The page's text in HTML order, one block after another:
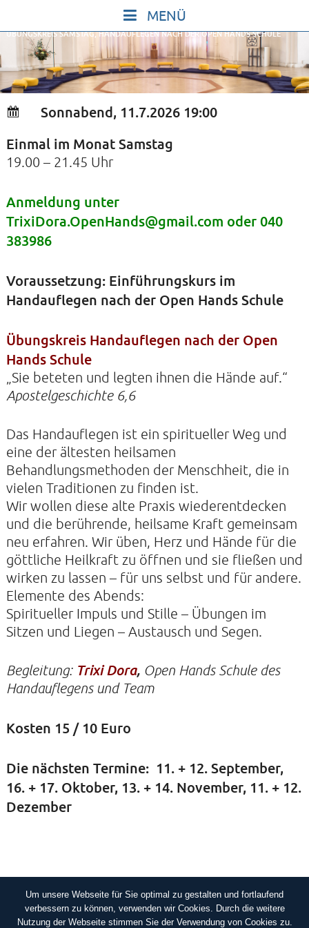
content
START
IN STILLE SEIN
SINGEN UND SCHWEIGEN
BEWEGEN UND TANZEN
GOTT UND DAS LEBEN FEIERN
HEILKRAFT DES KÖRPERS
STILLE UND SPIEL FÜR KINDER UND
JUGENDLICHE
VORTRÄGE
ALLE TERMINE
KONTAKTE
SO KOMMEN SIE ZU UNS
FILM ZUR KIRCHE DER STILLE
FÖRDERVEREIN
VERMIETUNG
NEWSLETTER
ARCHIV
IMPRESSUM
DATENSCHUTZERKLÄRUNG
KIRCHE DER STILLE
Helenenstraße 14A
22765 Hamburg
ÜBUNGSKREIS SAMSTAG, HANDAUFLEGEN NACH DER OPEN HANDS SCHULE
Sonnabend, 11.7.2026 19:00
Einmal im Monat Samstag
19.00 – 21.45 Uhr
Anmeldung unter
TrixiDora.OpenHands@gmail.com oder 040
383986
Voraussetzung: Einführungskurs im
Handauflegen nach der Open Hands Schule
Übungskreis Handauflegen nach der Open
Hands Schule
„Sie beteten und legten ihnen die Hände auf.“
Apostelgeschichte 6,6
Das Handauflegen ist ein spiritueller Weg und
eine der ältesten heilsamen
Behandlungsmethoden der Menschheit, die in
vielen Traditionen zu finden ist.
Wir wollen diese alte Praxis wiederentdecken
und die berührende, heilsame Kraft gemeinsam
neu erfahren. Wir üben, Herz und Hände für die
göttliche Heilkraft zu öffnen und sie fließen und
wirken zu lassen – für uns selbst und für andere.
Elemente des Abends:
Spiritueller Impuls und Stille – Übungen im
Sitzen und Liegen – Austausch und Segen.
Begleitung:Trixi Dora,Open Hands Schule des
Handauflegens und Team
Kosten 15 / 10 Euro
Die nächsten Termine: 11. + 12. September,
16. + 17. Oktober, 13. + 14. November, 11. + 12.
Dezember
IMPRESSUM DATENSCHUTZERKLÄRUNG
Um unsere Webseite für Sie optimal zu gestalten und fortlaufend
verbessern zu können, verwenden wir Cookies. Durch die weitere
Nutzung der Webseite stimmen Sie der Verwendung von Cookies zu.